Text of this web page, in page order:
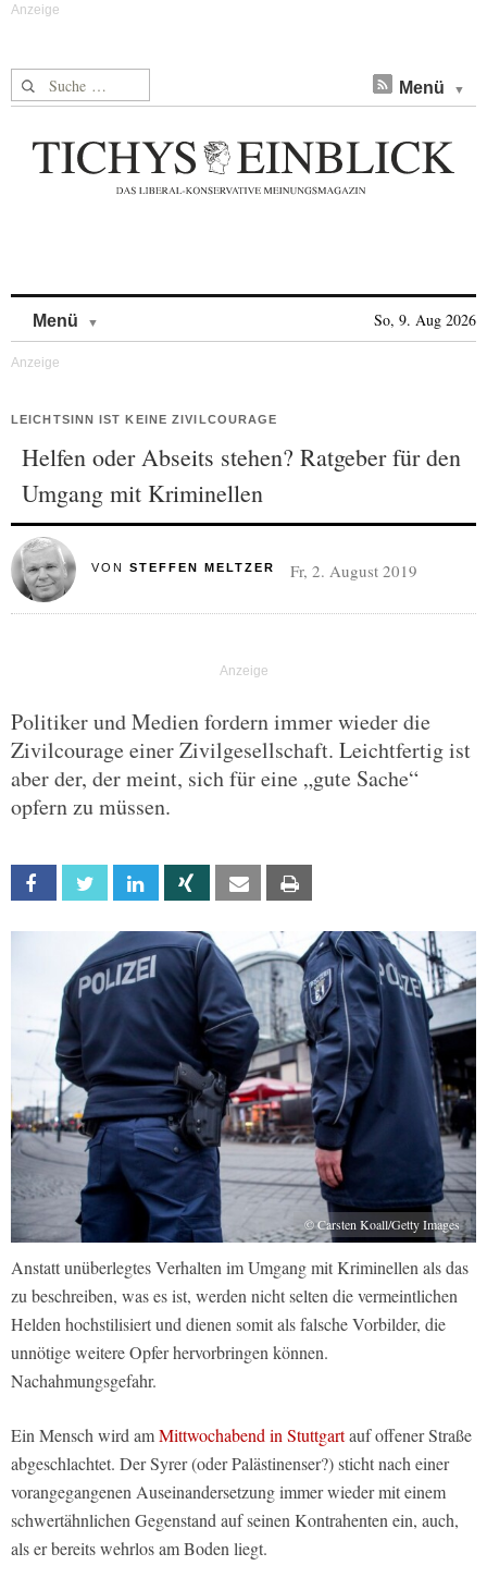
Suche nach: Menü
Menü So, 9. Aug 2026
LEICHTSINN IST KEINE ZIVILCOURAGE
Helfen oder Abseits stehen? Ratgeber für den
Umgang mit Kriminellen
VON STEFFEN MELTZER Fr, 2. August 2019
Politiker und Medien fordern immer wieder die
Zivilcourage einer Zivilgesellschaft. Leichtfertig ist
aber der, der meint, sich für eine „gute Sache“
opfern zu müssen.
Facebook Twitter Linkedin Xing Email
© Carsten Koall/Getty Images
Anstatt unüberlegtes Verhalten im Umgang mit Kriminellen als das
zu beschreiben, was es ist, werden nicht selten die vermeintlichen
Helden hochstilisiert und dienen somit als falsche Vorbilder, die
unnötige weitere Opfer hervorbringen können.
Nachahmungsgefahr.
Ein Mensch wird amMittwochabend in Stuttgartauf offener Straße
abgeschlachtet. Der Syrer (oder Palästinenser?) sticht nach einer
vorangegangenen Auseinandersetzung immer wieder mit einem
schwertähnlichen Gegenstand auf seinen Kontrahenten ein, auch,
als er bereits wehrlos am Boden liegt.